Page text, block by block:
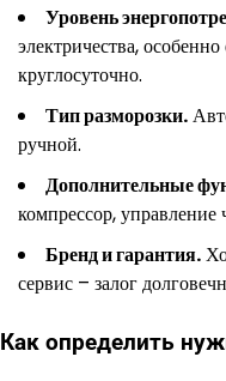
Уровень
электричества,
круглосуточно.
Тип разморозки.
ручной.
Дополнительные
компрессор,
Бренд и гарантия.
сервис – залог
Как определить